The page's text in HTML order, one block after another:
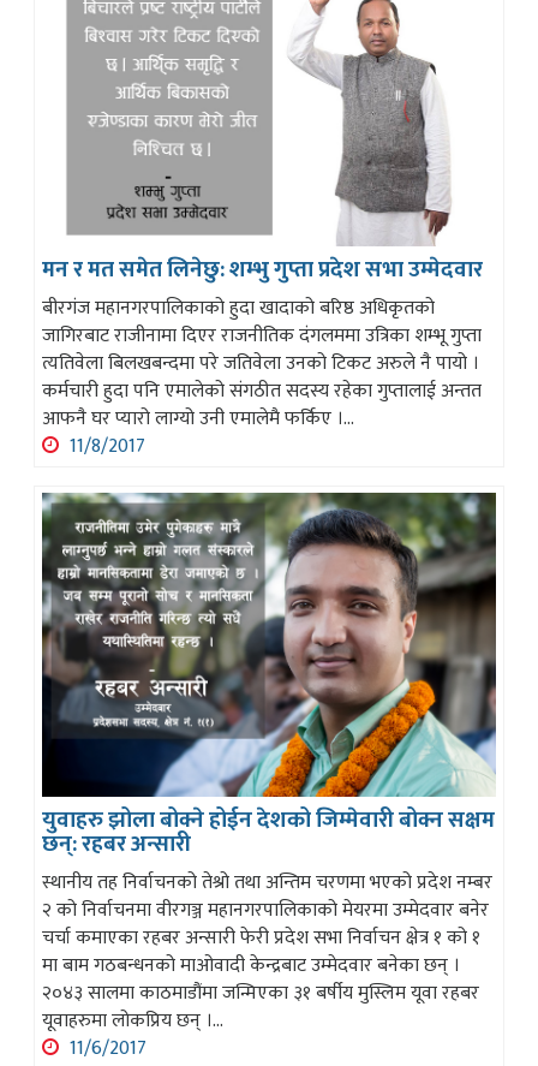
मन र मत समेत लिनेछु: शम्भु गुप्ता प्रदेश सभा उम्मेदवार
बीरगंज महानगरपालिकाको हुदा खादाको बरिष्ठ अधिकृतको
जागिरबाट राजीनामा दिएर राजनीतिक दंगलममा उत्रिका शम्भू गुप्ता
त्यतिवेला बिलखबन्दमा परे जतिवेला उनको टिकट अरुले नै पायो ।
कर्मचारी हुदा पनि एमालेको संगठीत सदस्य रहेका गुप्तालाई अन्तत
आफनै घर प्यारो लाग्यो उनी एमालेमै फर्किए ।...
11/8/2017
युवाहरु झोला बोक्ने होईन देशको जिम्मेवारी बोक्न सक्षम
छन्: रहबर अन्सारी
स्थानीय तह निर्वाचनको तेश्रो तथा अन्तिम चरणमा भएको प्रदेश नम्बर
२ को निर्वाचनमा वीरगञ्ज महानगरपालिकाको मेयरमा उम्मेदवार बनेर
चर्चा कमाएका रहबर अन्सारी फेरी प्रदेश सभा निर्वाचन क्षेत्र १ को १
मा बाम गठबन्धनको माओवादी केन्द्रबाट उम्मेदवार बनेका छन् ।
२०४३ सालमा काठमाडौंमा जन्मिएका ३१ बर्षीय मुस्लिम यूवा रहबर
यूवाहरुमा लोकप्रिय छन् ।...
11/6/2017